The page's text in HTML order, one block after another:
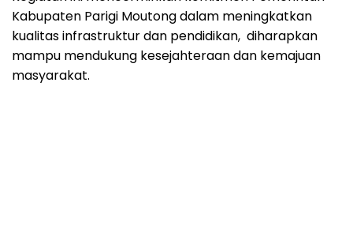
Kabupaten Parigi Moutong dalam meningkatkan
kualitas infrastruktur dan pendidikan, diharapkan
mampu mendukung kesejahteraan dan kemajuan
masyarakat.